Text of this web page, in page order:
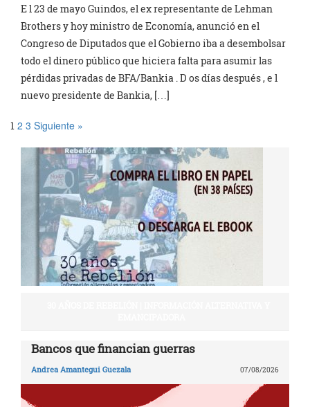
E l 23 de mayo Guindos, el ex representante de Lehman
Brothers y hoy ministro de Economía, anunció en el
Congreso de Diputados que el Gobierno iba a desembolsar
todo el dinero público que hiciera falta para asumir las
pérdidas privadas de BFA/Bankia . D os días después , e l
nuevo presidente de Bankia, […]
1 2 3 Siguiente »
Bancos que financian guerras
Andrea Amantegui Guezala 07/08/2026